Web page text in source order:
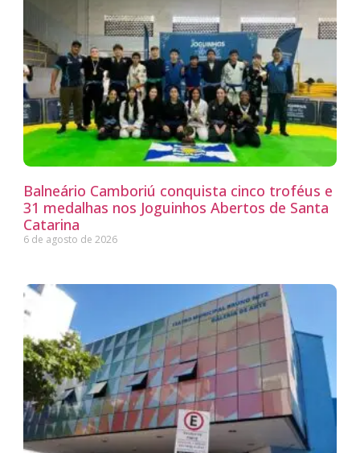
Balneário Camboriú conquista cinco troféus e
31 medalhas nos Joguinhos Abertos de Santa
Catarina
6 de agosto de 2026